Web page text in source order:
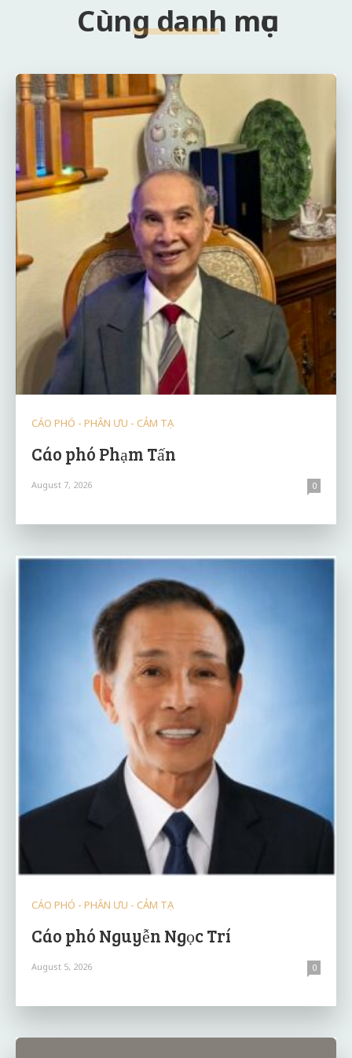
Cùng danh mục
CÁO PHÓ - PHÂN ƯU - CẢM TẠ
Cáo phó Phạm Tấn
August 7, 2026 0
CÁO PHÓ - PHÂN ƯU - CẢM TẠ
Cáo phó Nguyễn Ngọc Trí
August 5, 2026 0